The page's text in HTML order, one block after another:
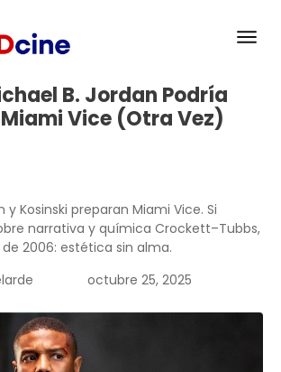
B. Jordan Podría
Miami Vice (otra Vez)
y Kosinski preparan Miami Vice. Si
narrativa y química Crockett–Tubbs,
2006: estética sin alma.
octubre 25, 2025